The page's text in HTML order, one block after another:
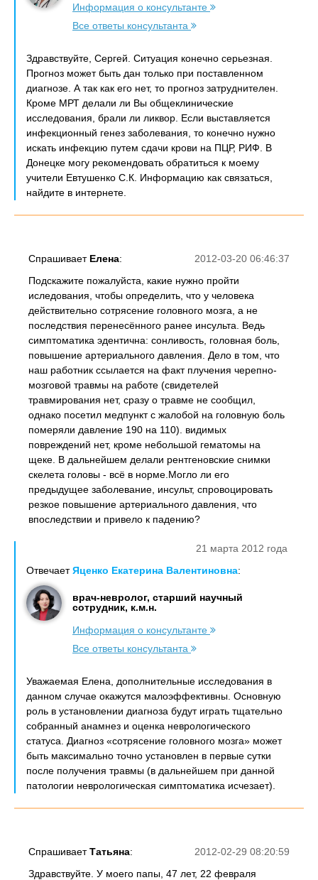
Информация о консультанте
Все ответы консультанта
Здравствуйте, Сергей. Ситуация конечно серьезная.
Прогноз может быть дан только при поставленном
диагнозе. А так как его нет, то прогноз затруднителен.
Кроме МРТ делали ли Вы общеклинические
исследования, брали ли ликвор. Если выставляется
инфекционный генез заболевания, то конечно нужно
искать инфекцию путем сдачи крови на ПЦР, РИФ. В
Донецке могу рекомендовать обратиться к моему
учители Евтушенко С.К. Информацию как связаться,
найдите в интернете.
2012-03-20 06:46:37
Спрашивает Елена:
Подскажите пожалуйста, какие нужно пройти
иследования, чтобы определить, что у человека
действительно сотрясение головного мозга, а не
последствия перенесённого ранее инсульта. Ведь
симптоматика эдентична: сонливость, головная боль,
повышение артериального давления. Дело в том, что
наш работник ссылается на факт плучения черепно-
мозговой травмы на работе (свидетелей
травмирования нет, сразу о травме не сообщил,
однако посетил медпункт с жалобой на головную боль
померяли давление 190 на 110). видимых
повреждений нет, кроме небольшой гематомы на
щеке. В дальнейшем делали рентгеновские снимки
скелета головы - всё в норме.Могло ли его
предыдущее заболевание, инсульт, спровоцировать
резкое повышение артериального давления, что
впоследствии и привело к падению?
21 марта 2012 года
ОтвечаетЯценко Екатерина Валентиновна:
врач-невролог, старший научный
сотрудник, к.м.н.
Информация о консультанте
Все ответы консультанта
Уважаемая Елена, дополнительные исследования в
данном случае окажутся малоэффективны. Основную
роль в установлении диагноза будут играть тщательно
собранный анамнез и оценка неврологического
статуса. Диагноз «сотрясение головного мозга» может
быть максимально точно установлен в первые сутки
после получения травмы (в дальнейшем при данной
патологии неврологическая симптоматика исчезает).
2012-02-29 08:20:59
СпрашиваетТатьяна:
Здравствуйте. У моего папы, 47 лет, 22 февраля